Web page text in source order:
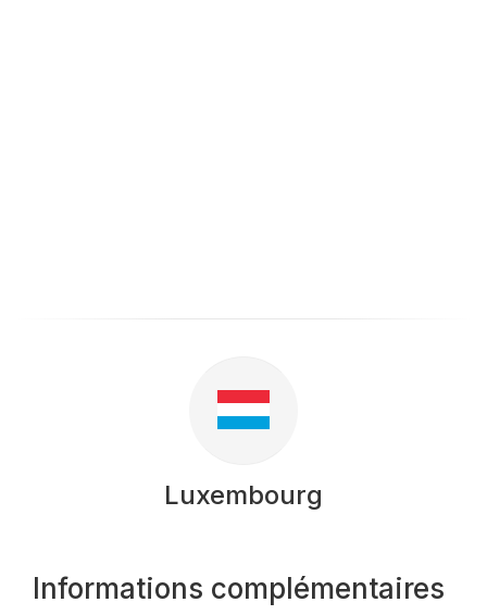
Luxembourg
Informations complémentaires